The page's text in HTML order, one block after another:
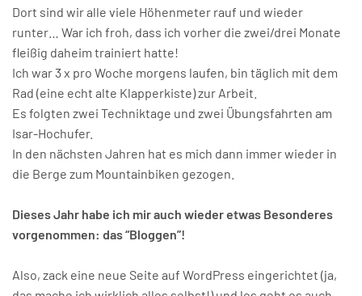
Dort sind wir alle viele Höhenmeter rauf und wieder
runter… War ich froh, dass ich vorher die zwei/drei Monate
fleißig daheim trainiert hatte!
Ich war 3 x pro Woche morgens laufen, bin täglich mit dem
Rad (eine echt alte Klapperkiste) zur Arbeit.
Es folgten zwei Techniktage und zwei Übungsfahrten am
Isar-Hochufer.
In den nächsten Jahren hat es mich dann immer wieder in
die Berge zum Mountainbiken gezogen.
Dieses Jahr habe ich mir auch wieder etwas Besonderes
vorgenommen: das “Bloggen”!
Also, zack eine neue Seite auf WordPress eingerichtet (ja,